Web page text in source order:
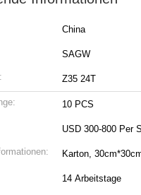
China
SAGW
Z35 24T
10 PCS
USD 300-800 Per
Karton,
14 Arbeitstage